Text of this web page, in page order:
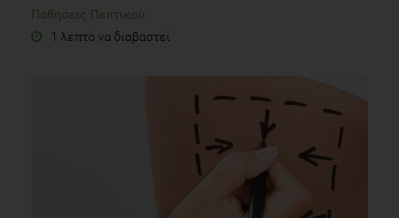
Παθήσεις Πεπτικού
1 λεπτό να διαβαστεί